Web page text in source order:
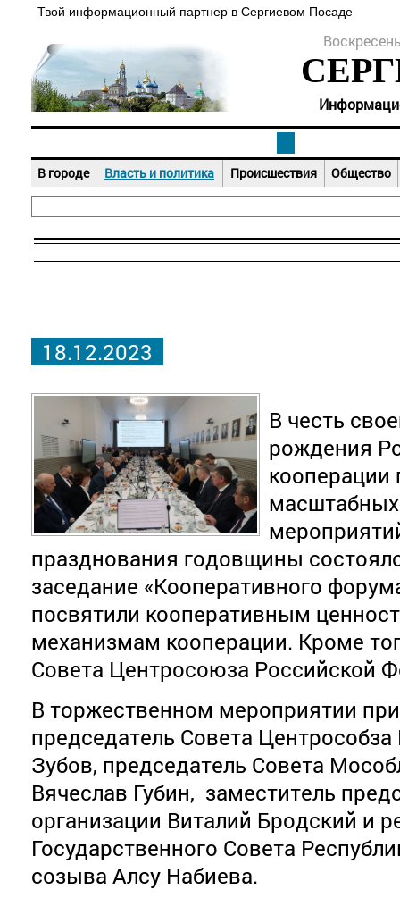
Твой информационный партнер в Сергиевом Посаде
В городе Власть и политика Происшествия Общество
18.12.2023
В честь
рождения
кооперации
празднования годовщины
заседание «Кооперативного
посвятили кооперативным
механизмам кооперации. Кроме
Совета Центросоюза Российской
В торжественном мероприятии
председатель Совета
Зубов, председатель Совета
Вячеслав Губин, заместитель
организации Виталий Бродский и
Государственного Совета
созыва Алсу Набиева.